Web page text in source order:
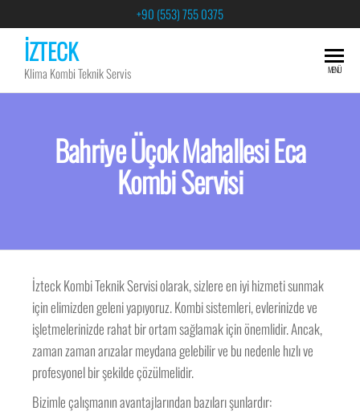
+90 (553) 755 0375
İZTECK
Klima Kombi Teknik Servis MENÜ
Bahriye Üçok Mahallesi Eca
Kombi Servisi
İzteck Kombi Teknik Servisi olarak, sizlere en iyi hizmeti sunmak
için elimizden geleni yapıyoruz. Kombi sistemleri, evlerinizde ve
işletmelerinizde rahat bir ortam sağlamak için önemlidir. Ancak,
zaman zaman arızalar meydana gelebilir ve bu nedenle hızlı ve
profesyonel bir şekilde çözülmelidir.
Bizimle çalışmanın avantajlarından bazıları şunlardır: